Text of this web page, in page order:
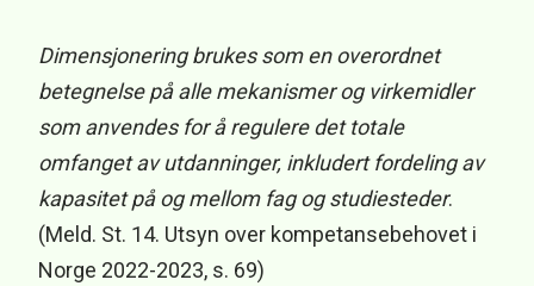
Dimensjonering brukes som en overordnet
betegnelse på alle mekanismer og virkemidler
som anvendes for å regulere det totale
omfanget av utdanninger, inkludert fordeling av
kapasitet på og mellom fag og studiesteder.
(Meld. St. 14. Utsyn over kompetansebehovet i
Norge 2022-2023, s. 69)